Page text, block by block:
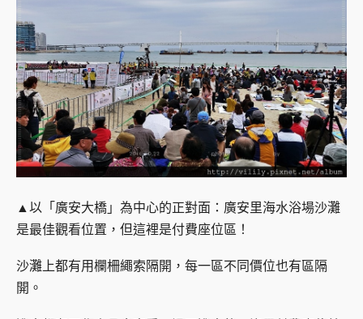
▲以「廣安大橋」為中心的正對面：廣安里海水浴場沙灘
是最佳觀看位置，但這裡是付費座位區！
沙灘上都有用欄柵繩索隔開，每一區不同價位也有區隔
開。